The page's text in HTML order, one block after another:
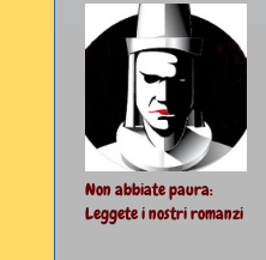
Non abbiate paura:
Leggete i nostri romanzi